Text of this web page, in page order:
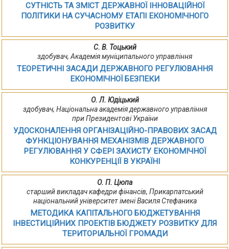
СУТНІСТЬ ТА ЗМІСТ ДЕРЖАВНОЇ ІННОВАЦІЙНОЇ
ПОЛІТИКИ НА СУЧАСНОМУ ЕТАПІ ЕКОНОМІЧНОГО
РОЗВИТКУ
С. В. Тоцький
здобувач, Академія муніципального управління
ТЕОРЕТИЧНІ ЗАСАДИ ДЕРЖАВНОГО РЕГУЛЮВАННЯ
ЕКОНОМІЧНОЇ БЕЗПЕКИ
О. Л. Юдіцький
здобувач, Національна академія державного управління
при Президентові України
УДОСКОНАЛЕННЯ ОРГАНІЗАЦІЙНО-ПРАВОВИХ ЗАСАД
ФУНКЦІОНУВАННЯ МЕХАНІЗМІВ ДЕРЖАВНОГО
РЕГУЛЮВАННЯ У СФЕРІ ЗАХИСТУ ЕКОНОМІЧНОЇ
КОНКУРЕНЦІЇ В УКРАЇНІ
О. П. Цюпа
старший викладач кафедри фінансів, Прикарпатський
національний університет імені Василя Стефаника
МЕТОДИКА КАПІТАЛЬНОГО БЮДЖЕТУВАННЯ
ІНВЕСТИЦІЙНИХ ПРОЕКТІВ БЮДЖЕТУ РОЗВИТКУ ДЛЯ
ТЕРИТОРІАЛЬНОЇ ГРОМАДИ